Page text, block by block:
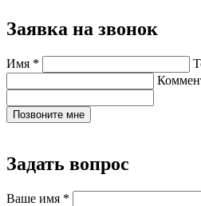
Заявка на звонок
Имя *
Позвоните мне
Задать вопрос
Ваше имя *